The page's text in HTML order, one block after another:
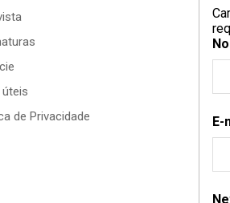
de Privacidade
E-